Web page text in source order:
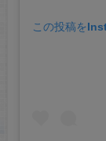
この投稿を